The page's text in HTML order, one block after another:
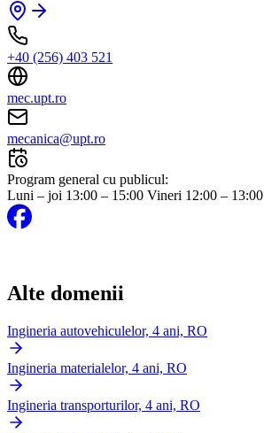
+40 (256) 403 521
mec.upt.ro
mecanica@upt.ro
Program general cu publicul:
Luni – joi 13:00 – 15:00 Vineri 12:00 – 13:00
Alte domenii
Ingineria autovehiculelor, 4 ani, RO
Ingineria materialelor, 4 ani, RO
Ingineria transporturilor, 4 ani, RO